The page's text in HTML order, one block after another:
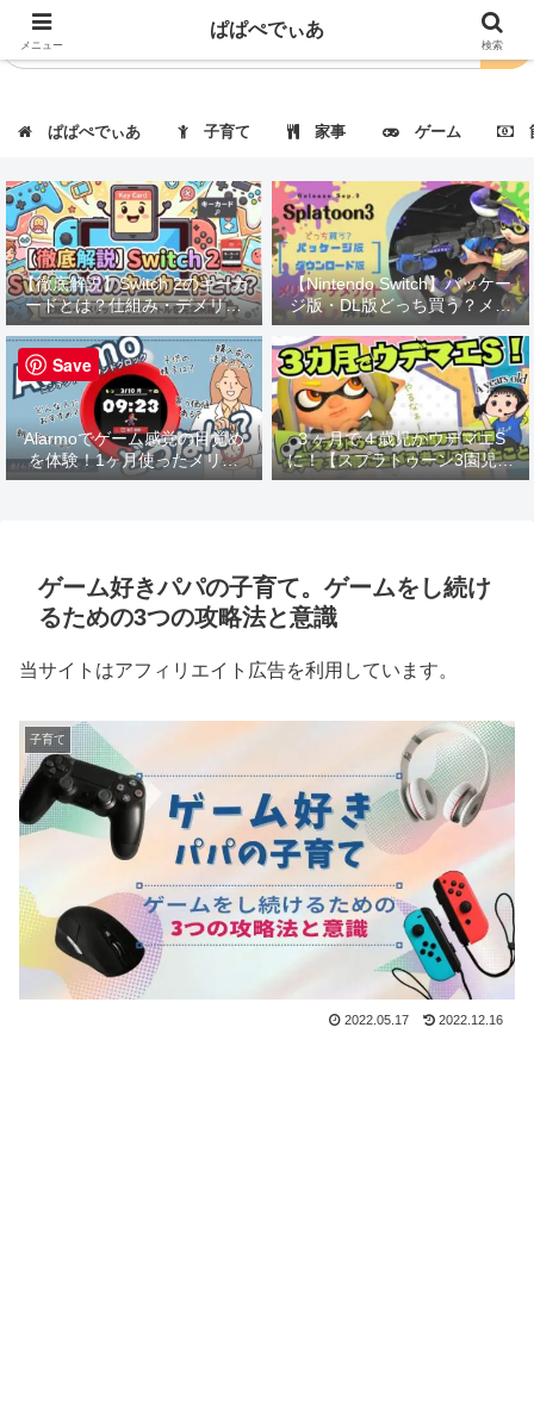
ぱぱぺでぃあ 子育て 家事 ゲーム
【徹底解説】Switch 2のキーカ
ードとは？仕組み・デメリッ
ト・対応タイトルも紹介！
【Nintendo Switch】パッケー
ジ版・DL版どっち買う？メリ
ット・デメリット解説
Alarmoでゲーム感覚の目覚め
を体験！1ヶ月使ったメリッ
ト・デメリットを徹底レビュー
３ヶ月で４歳児がウデマエS
に！【スプラトゥーン3園児指
導】第１回：ウデマエBに上が
ゲーム好きパパの子育て。ゲームをし続け
るための3つの攻略法と意識
当サイトはアフィリエイト広告を利用しています。
子育て
2022.05.17 2022.12.16
メニュー
ぱぱぺでぃあ
検索
Save